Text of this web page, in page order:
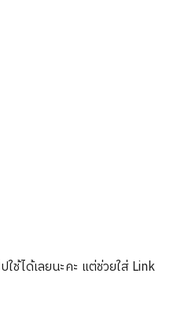
ช้ได้เลยนะคะ แต่ช่วยใส่ Link